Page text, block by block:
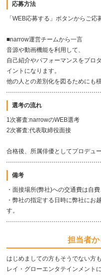
応募方法
「WEB応募する」ボタンからご応
■narrow運営チームから一言
音源や動画機能を利用して、
自己紹介やパフォーマンスをプロ
イントになります。
他の人との差別化を図るためにも
選考の流れ
1次審査:narrowのWEB選考
2次審査:代表取締役面接
合格後、所属俳優としてプロデュ
備考
・面接場所(弊社)への交通費は自費
・弊社の指定する日時に弊社にお
す。
担当者
はじめましての方もそうでない方
レイ・グローエンタテインメント